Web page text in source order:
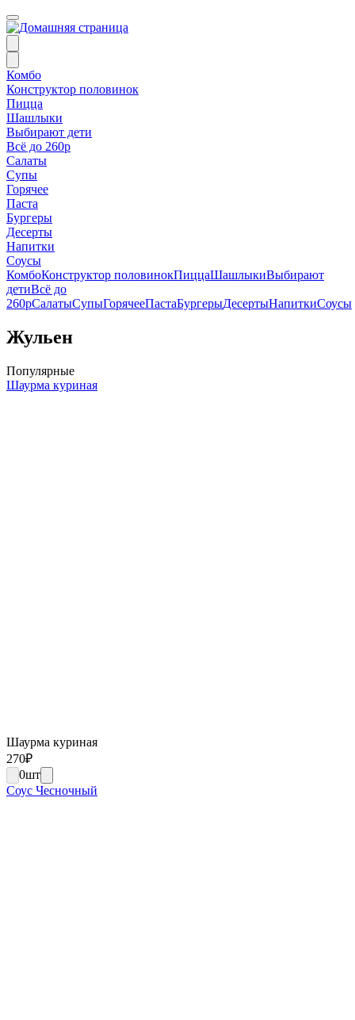
Комбо
Конструктор половинок
Пицца
Шашлыки
Выбирают дети
Всё до 260р
Салаты
Супы
Горячее
Паста
Бургеры
Десерты
Напитки
Соусы
КомбоКонструктор половинокПиццаШашлыкиВыбирают
детиВсё до
260рСалатыСупыГорячееПастаБургерыДесертыНапиткиСоусы
Жульен
Популярные
Шаурма куриная
Шаурма куриная
270₽
0шт
Соус Чесночный